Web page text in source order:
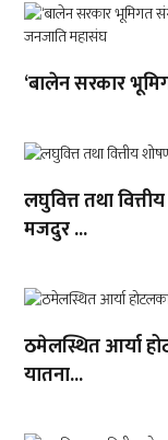
‘बालेन सरकार
लघुवित्त तथा
मजदुर ...
ठमेलस्थित आर्या
यातना...